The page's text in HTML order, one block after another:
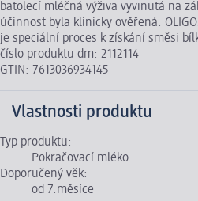
batolecí mléčná výživa vyvinutá na
účinnost byla klinicky ověřená:
je speciální proces k získání směsi
číslo produktu dm: 2112114
GTIN: 7613036934145
Vlastnosti produktu
Typ produktu:
Pokračovací mléko
Doporučený věk:
od 7.měsíce